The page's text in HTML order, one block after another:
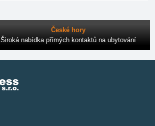
České hory
Široká nabídka přímých kontaktů na ubytování